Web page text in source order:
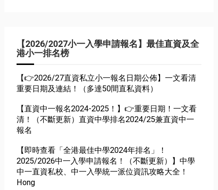
【2026/2027小一入學申請報名】最佳直資及全
港小一排名榜
【👉2026/27直資私立小一報名日期公佈】一文看清
重要日期及連結！（多達50間直私資料）
【直資中一報名2024-2025！】👉重要日期！一文看
清！（不斷更新）直資中學排名2024/25兼直資中一
報名
【即時查看「全港最佳中學2024年排名」！
2025/2026中一入學申請報名！（不斷更新）】中學
中一直資私校、中一入學統一派位資訊攻略大全！
Hong